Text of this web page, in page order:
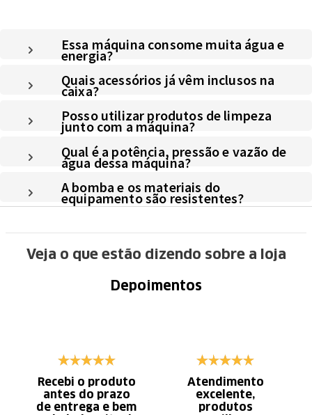
Essa máquina consome muita água e
energia?
Quais acessórios já vêm inclusos na
caixa?
Posso utilizar produtos de limpeza
junto com a máquina?
Qual é a potência, pressão e vazão de
água dessa máquina?
A bomba e os materiais do
equipamento são resistentes?
Veja o que estão dizendo sobre a loja
Depoimentos
Recebi o produto
antes do prazo
de entrega e bem
Atendimento
excelente,
produtos